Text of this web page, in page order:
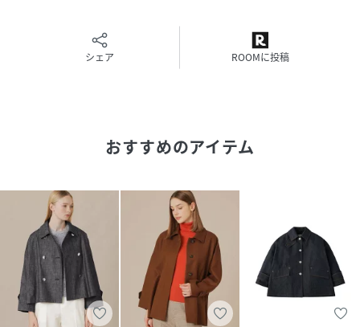
表地 綿100% 裏地 ポリエステル
シェア ROOMに投稿
おすすめのアイテム